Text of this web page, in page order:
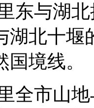
东与湖
湖北十堰
境线。
全市山